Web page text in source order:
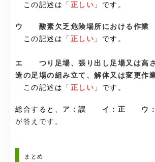
この記述は「 正しい 」です。
ウ 酸素欠乏危険場所における作業
この記述は「 正しい 」です。
エ つり足場、張り出し足場又は高
造の足場の組み立て、解体又は変更作
この記述は「 正しい 」です。
総合すると、 ア：誤 イ：正 ウ
が答えです。
まとめ